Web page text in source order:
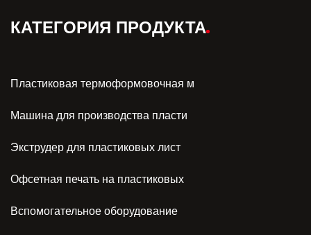
КАТЕГОРИЯ ПРОДУКТА
Пластиковая термоформовочная м
Машина для производства пласти
Экструдер для пластиковых лист
Офсетная печать на пластиковых
Вспомогательное оборудование